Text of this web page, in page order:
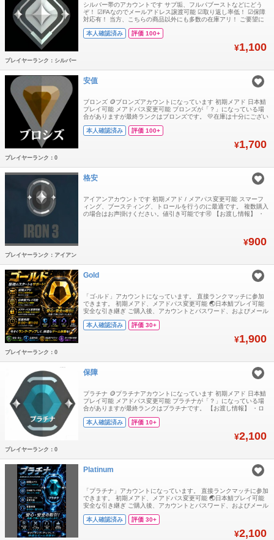
シルバー帯のアカウントです サブ垢、フルパブーストなどにどう
ぞ！ ☑FAなのでメールアドレス譲渡可能 ☑取り返し率低！ ☑保障
対応有！ 当方、こちらの商品以外にも多数の在庫アリ！ ご要望に
軽にコメント欄よりお問い合わせください
本人確認済み 評価 100+
¥1,100
プレイヤーランク：シルバー
安值
ブロンズ 🪙ブロンズアカウントになっています 初期メアド 日本鯖
プレイ可能 メアドパス変更可能 ブロンズが「？」になっている場
合がありますが最終ランクはブロンズです。 💛在庫は十分にござい
軽にお声がけください。割引対応可能です。 💙営業時間：9:00～翌
本人確認済み 評価 100+
¥1,700
プレイヤーランク：0
格安
アイアンアカウントです 初期メアド / メアパス変更可能 スマーフ
ィング、ブースティング、トロールを行うのに最適です。 複数購入
の場合はお声掛けください。値引き可能です🉑 【お渡し情報】 ・
¥900
プレイヤーランク：アイアン
Gold
「ゴ-ルド」アカウントになっています。 直接ランクマッチに参加
できます。 初期メアド、メアドパス変更可能 🌏日本鯖プレイ可能
安全な引き継ぎ ご購入後、アカウントとパスワード、およびメール
には安価なアカウントがいくつかあることは知っていますが、それ
本人確認済み 評価 30+
¥1,900
プレイヤーランク：0
保障
プラチナ 🪙プラチナアカウントになっています 初期メアド 日本鯖
プレイ可能 メアドパス変更可能 プラチナが「？」になっている場
合がありますが最終ランクはプラチナです。 【お渡し情報】 ・ロ
払い確認後、アカウント情報を送信します GTプラットフォームに
本人確認済み 評価 10+
¥2,100
プレイヤーランク：0
Platinum
「プラチナ」アカウントになっています。 直接ランクマッチに参加
できます。 初期メアド、メアドパス変更可能 🌏日本鯖プレイ可能
安全な引き継ぎ ご購入後、アカウントとパスワード、およびメール
には安価なアカウントがいくつかあることは知っていますが、それ
本人確認済み 評価 30+
¥2,100